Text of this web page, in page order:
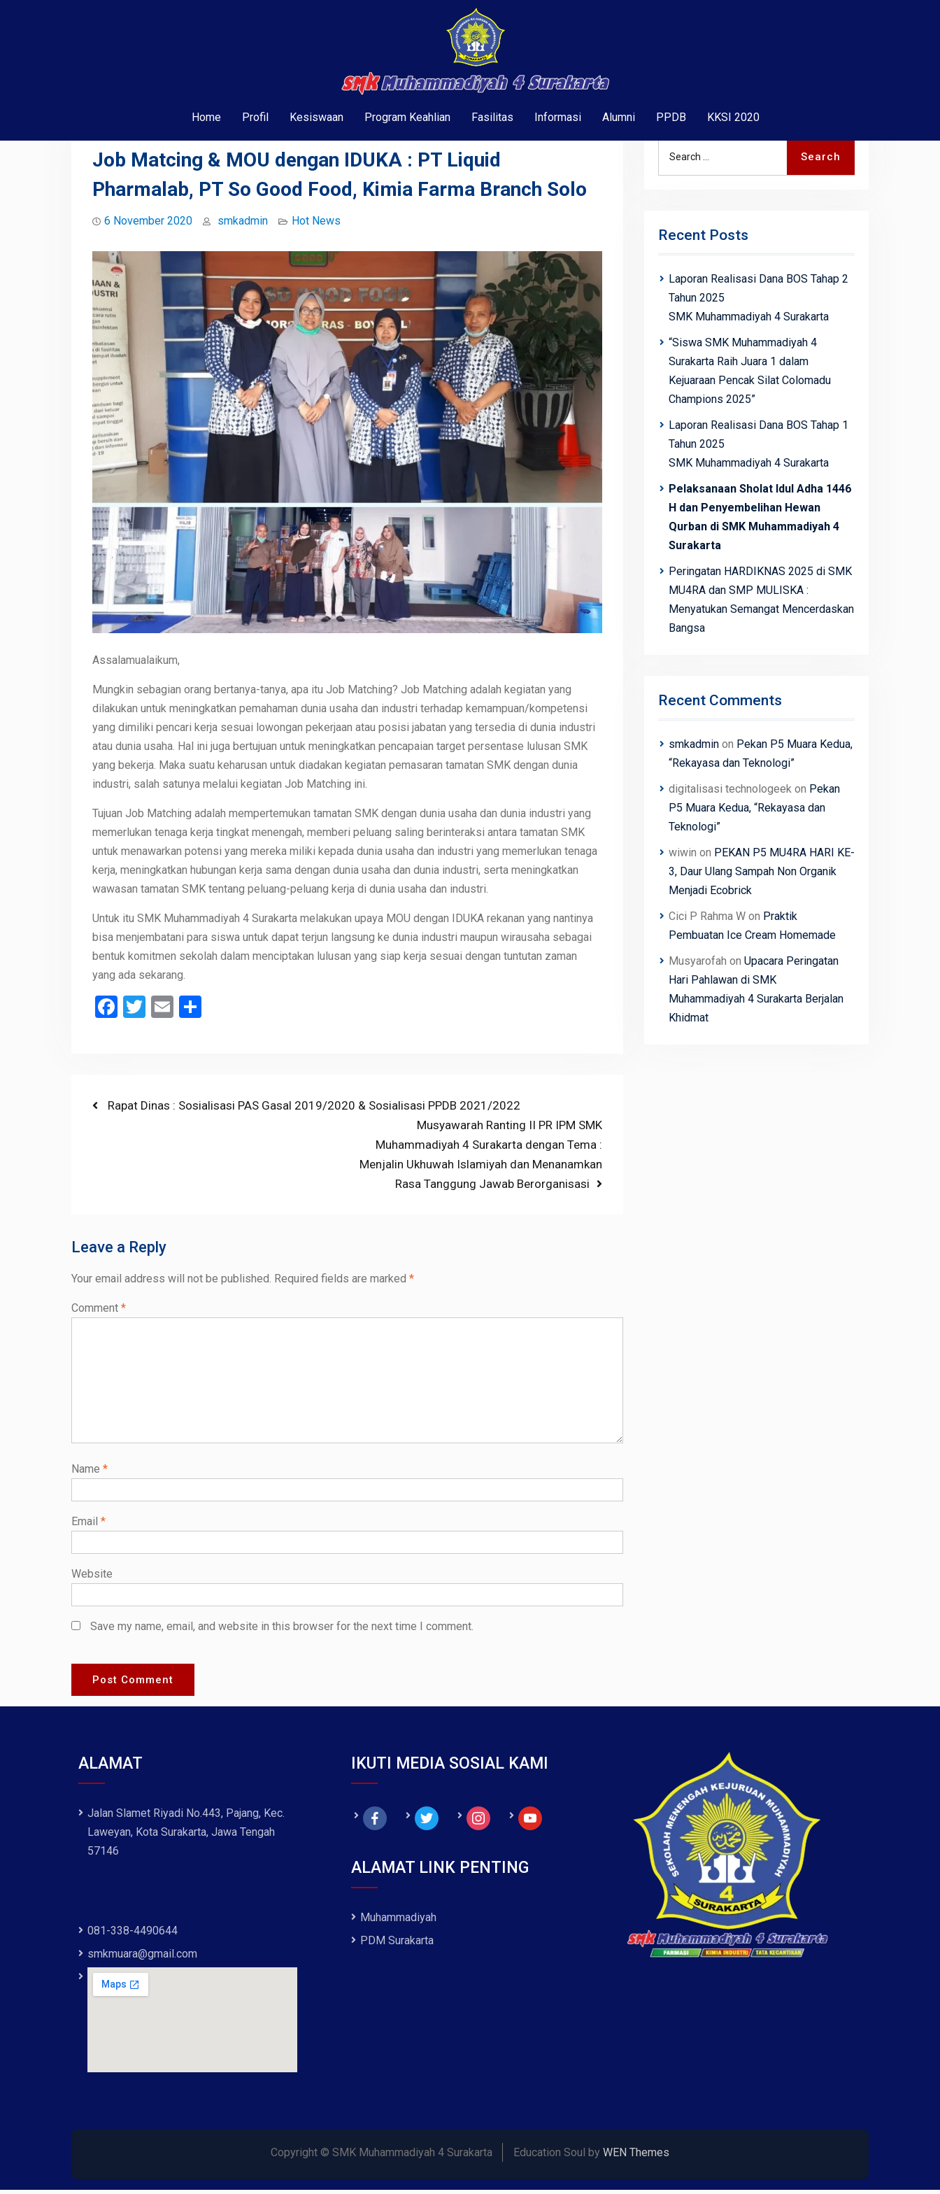
Home Profil Kesiswaan Program Keahlian Fasilitas Informasi Alumni PPDB KKSI 2020
Job Matcing & MOU dengan IDUKA : PT Liquid
Pharmalab, PT So Good Food, Kimia Farma Branch Solo
6 November 2020 smkadmin Hot News
Assalamualaikum,
Mungkin sebagian orang bertanya-tanya, apa itu Job Matching? Job Matching adalah kegiatan yang
dilakukan untuk meningkatkan pemahaman dunia usaha dan industri terhadap kemampuan/kompetensi
yang dimiliki pencari kerja sesuai lowongan pekerjaan atau posisi jabatan yang tersedia di dunia industri
atau dunia usaha. Hal ini juga bertujuan untuk meningkatkan pencapaian target persentase lulusan SMK
yang bekerja. Maka suatu keharusan untuk diadakan kegiatan pemasaran tamatan SMK dengan dunia
industri, salah satunya melalui kegiatan Job Matching ini.
Tujuan Job Matching adalah mempertemukan tamatan SMK dengan dunia usaha dan dunia industri yang
memerlukan tenaga kerja tingkat menengah, memberi peluang saling berinteraksi antara tamatan SMK
untuk menawarkan potensi yang mereka miliki kepada dunia usaha dan industri yang memerlukan tenaga
kerja, meningkatkan hubungan kerja sama dengan dunia usaha dan dunia industri, serta meningkatkan
wawasan tamatan SMK tentang peluang-peluang kerja di dunia usaha dan industri.
Untuk itu SMK Muhammadiyah 4 Surakarta melakukan upaya MOU dengan IDUKA rekanan yang nantinya
bisa menjembatani para siswa untuk dapat terjun langsung ke dunia industri maupun wirausaha sebagai
bentuk komitmen sekolah dalam menciptakan lulusan yang siap kerja sesuai dengan tuntutan zaman
yang ada sekarang.
Facebook
TwitterEmail
Post
Previous
Rapat Dinas : Sosialisasi PAS Gasal 2019/2020 & Sosialisasi PPDB 2021/2022
Next
post:
Musyawarah Ranting II PR IPM SMK
Muhammadiyah 4 Surakarta dengan Tema :
Menjalin Ukhuwah Islamiyah dan Menanamkan
Rasa Tanggung Jawab Berorganisasi
Leave a Reply
Your email address will not be published. Required fields are marked *
Comment *
Name *
Email *
Website
Save my name, email, and website in this browser for the next time I comment.
Search
Recent Posts
Laporan Realisasi Dana BOS Tahap 2
Tahun 2025
SMK Muhammadiyah 4 Surakarta
“Siswa SMK Muhammadiyah 4
Surakarta Raih Juara 1 dalam
Kejuaraan Pencak Silat Colomadu
Champions 2025”
Laporan Realisasi Dana BOS Tahap 1
Tahun 2025
SMK Muhammadiyah 4 Surakarta
Pelaksanaan Sholat Idul Adha 1446
H dan Penyembelihan Hewan
Qurban di SMK Muhammadiyah 4
Surakarta
Peringatan HARDIKNAS 2025 di SMK
MU4RA dan SMP MULISKA :
Menyatukan Semangat Mencerdaskan
Bangsa
Recent Comments
smkadmin on Pekan P5 Muara Kedua,
“Rekayasa dan Teknologi”
digitalisasi technologeek on Pekan
P5 Muara Kedua, “Rekayasa dan
Teknologi”
wiwin on PEKAN P5 MU4RA HARI KE-
3, Daur Ulang Sampah Non Organik
Menjadi Ecobrick
Cici P Rahma W on Praktik
Pembuatan Ice Cream Homemade
Musyarofah on Upacara Peringatan
Hari Pahlawan di SMK
Muhammadiyah 4 Surakarta Berjalan
Khidmat
ALAMAT
Jalan Slamet Riyadi No.443, Pajang, Kec.
Laweyan, Kota Surakarta, Jawa Tengah
57146
081-338-4490644
smkmuara@gmail.com
IKUTI MEDIA SOSIAL KAMI
facebook twitter instagram youtube
ALAMAT LINK PENTING
Muhammadiyah
PDM Surakarta
Copyright © SMK Muhammadiyah 4 Surakarta Education Soul by WEN Themes